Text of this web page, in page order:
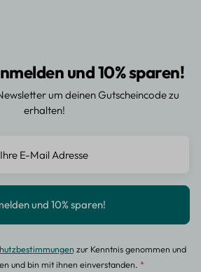
und 10% sparen!
um deinen Gutscheincode zu
erhalten!
zur Kenntnis genommen und
und bin mit ihnen einverstanden. *